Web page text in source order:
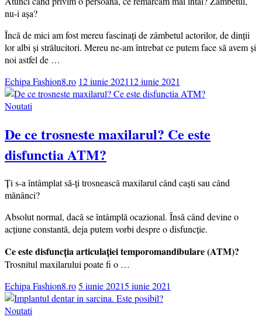
nu-i așa?
Încă de mici am fost mereu fascinați de zâmbetul actorilor, de dinții
lor albi și strălucitori. Mereu ne-am întrebat ce putem face să avem și
noi astfel de …
Echipa Fashion8.ro 12 iunie 2021 12 iunie 2021
Noutati
De ce trosneste maxilarul? Ce este
disfunctia ATM?
Ți s-a întâmplat să-ți trosnească maxilarul când caști sau când
mănânci?
Absolut normal, dacă se întâmplă ocazional. Însă când devine o
acțiune constantă, deja putem vorbi despre o disfuncție.
Ce este disfuncția articulației temporomandibulare (ATM)?
Trosnitul maxilarului poate fi o …
Echipa Fashion8.ro5 iunie 20215 iunie 2021
Noutati